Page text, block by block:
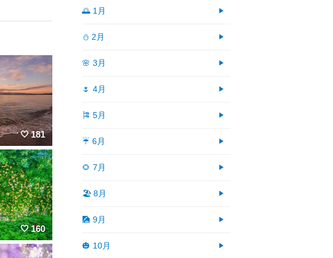
181
160
🌅 1月
⛄ 2月
🌸 3月
🌷 4月
🎏 5月
☔ 6月
🌻 7月
🏖 8月
🎑 9月
🎃 10月